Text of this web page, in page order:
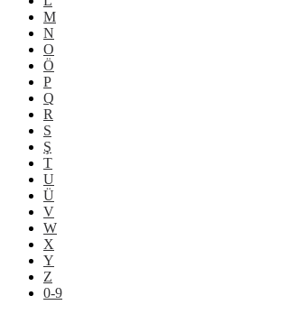
M
N
O
Ö
P
Q
R
S
Ş
T
U
Ü
V
W
X
Y
Z
0-9